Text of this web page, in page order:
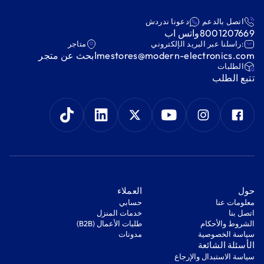
اتصل بالدعم
8001207669
دعونا ندردش
واتس اب
:راسلنا عبر البريد الإلكتروني
mestores@modern-electronics.com
متاجر
ابحث عن متجر
‫الطلبات‬
‫تتبع الطلب‬
‫حول‬
معلومات عنا
اتصل بنا
‫الشروط والأحكام‬
‫سياسة الخصوصية‬
‫العملاء‬
‫حسابي‬
‫خدمات المنزل‬
‫طلبات الأعمال (B2B)‬
مدونات
‫الأسئلة الشائعة‬
‫سياسة الاستبدال والإرجاع‬